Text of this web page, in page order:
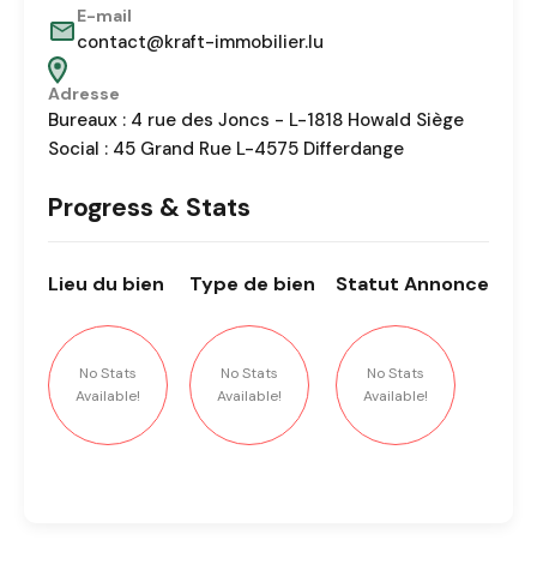
E-mail
contact@kraft-immobilier.lu
Adresse
Bureaux : 4 rue des Joncs - L-1818 Howald Siège
Social : 45 Grand Rue L-4575 Differdange
Progress & Stats
Lieu du bien
No Stats
Available!
Type de bien
No Stats
Available!
Statut Annonce
No Stats
Available!